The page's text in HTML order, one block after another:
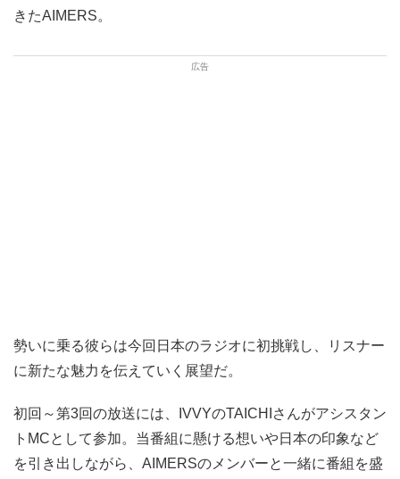
きたAIMERS。
勢いに乗る彼らは今回日本のラジオに初挑戦し、リスナー
に新たな魅力を伝えていく展望だ。
初回～第3回の放送には、IVVYのTAICHIさんがアシスタン
トMCとして参加。当番組に懸ける想いや日本の印象など
を引き出しながら、AIMERSのメンバーと一緒に番組を盛